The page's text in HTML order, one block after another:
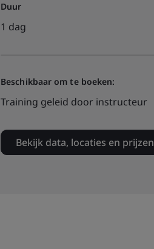
Duur
1 dag
Beschikbaar om te boeken:
Training geleid door instructeur
Bekijk data, locaties en prijzen